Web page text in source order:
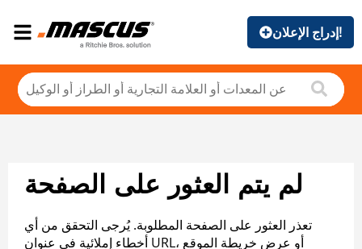
إدراج الإعلان!
لم يتم العثور على الصفحة
تعذر العثور على الصفحة المطلوبة. يُرجى التحقق من أي
أخطاء إملائية في عنوان URL، أو عرض خريطة الموقع